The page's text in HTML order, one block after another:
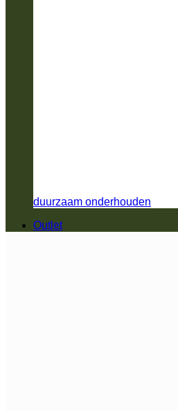
duurzaam onderhouden
Outlet